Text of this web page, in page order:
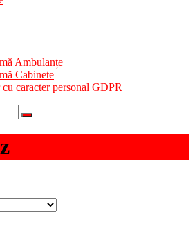
Ambulanțe
Cabinete
caracter personal GDPR